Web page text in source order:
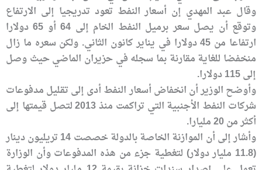
وقال عبد المهدي إن أسعار النفط تعود تدريجيا إلى الارتفاع
وتوقع أن يصل سعر برميل النفط الخام إلى 64 أو 65 دولارا
ارتفاعا من 45 دولارا في يناير كانون الثاني. ولكن سعره ما زال
منخفضا للغاية مقارنة بما سجله في حزيران الماضي حيث وصل
إلى 115 دولارا.
وأوضح الوزير أن انخفاض أسعار النفط أدى إلى تقليل مدفوعات
شركات النفط الأجنبية التي تراكمت منذ 2013 لتصل قيمتها إلى
أكثر من 20 مليارا.
وأشار إلى أن الموازنة الخاصة بالدولة خصصت 14 تريليون دينار
(11.8 مليار دولار) لتغطية جزء من هذه المدفوعات وأن الوزارة